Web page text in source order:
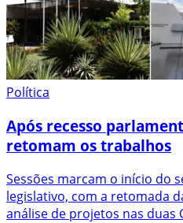
Política
Após recesso
retomam os trabalhos
Sessões marcam o início do
legislativo, com a retomada
análise de projetos nas duas